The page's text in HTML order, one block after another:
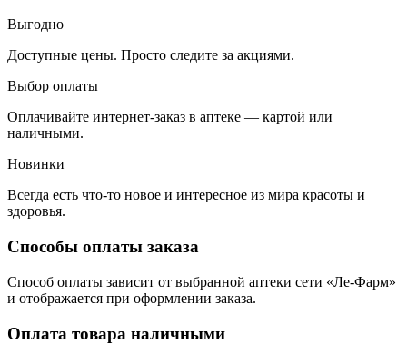
Выгодно
Доступные цены. Просто следите за акциями.
Выбор оплаты
Оплачивайте интернет-заказ в аптеке — картой или
наличными.
Новинки
Всегда есть что-то новое и интересное из мира красоты и
здоровья.
Способы оплаты заказа
Способ оплаты зависит от выбранной аптеки сети «Ле-Фарм»
и отображается при оформлении заказа.
Оплата товара наличными